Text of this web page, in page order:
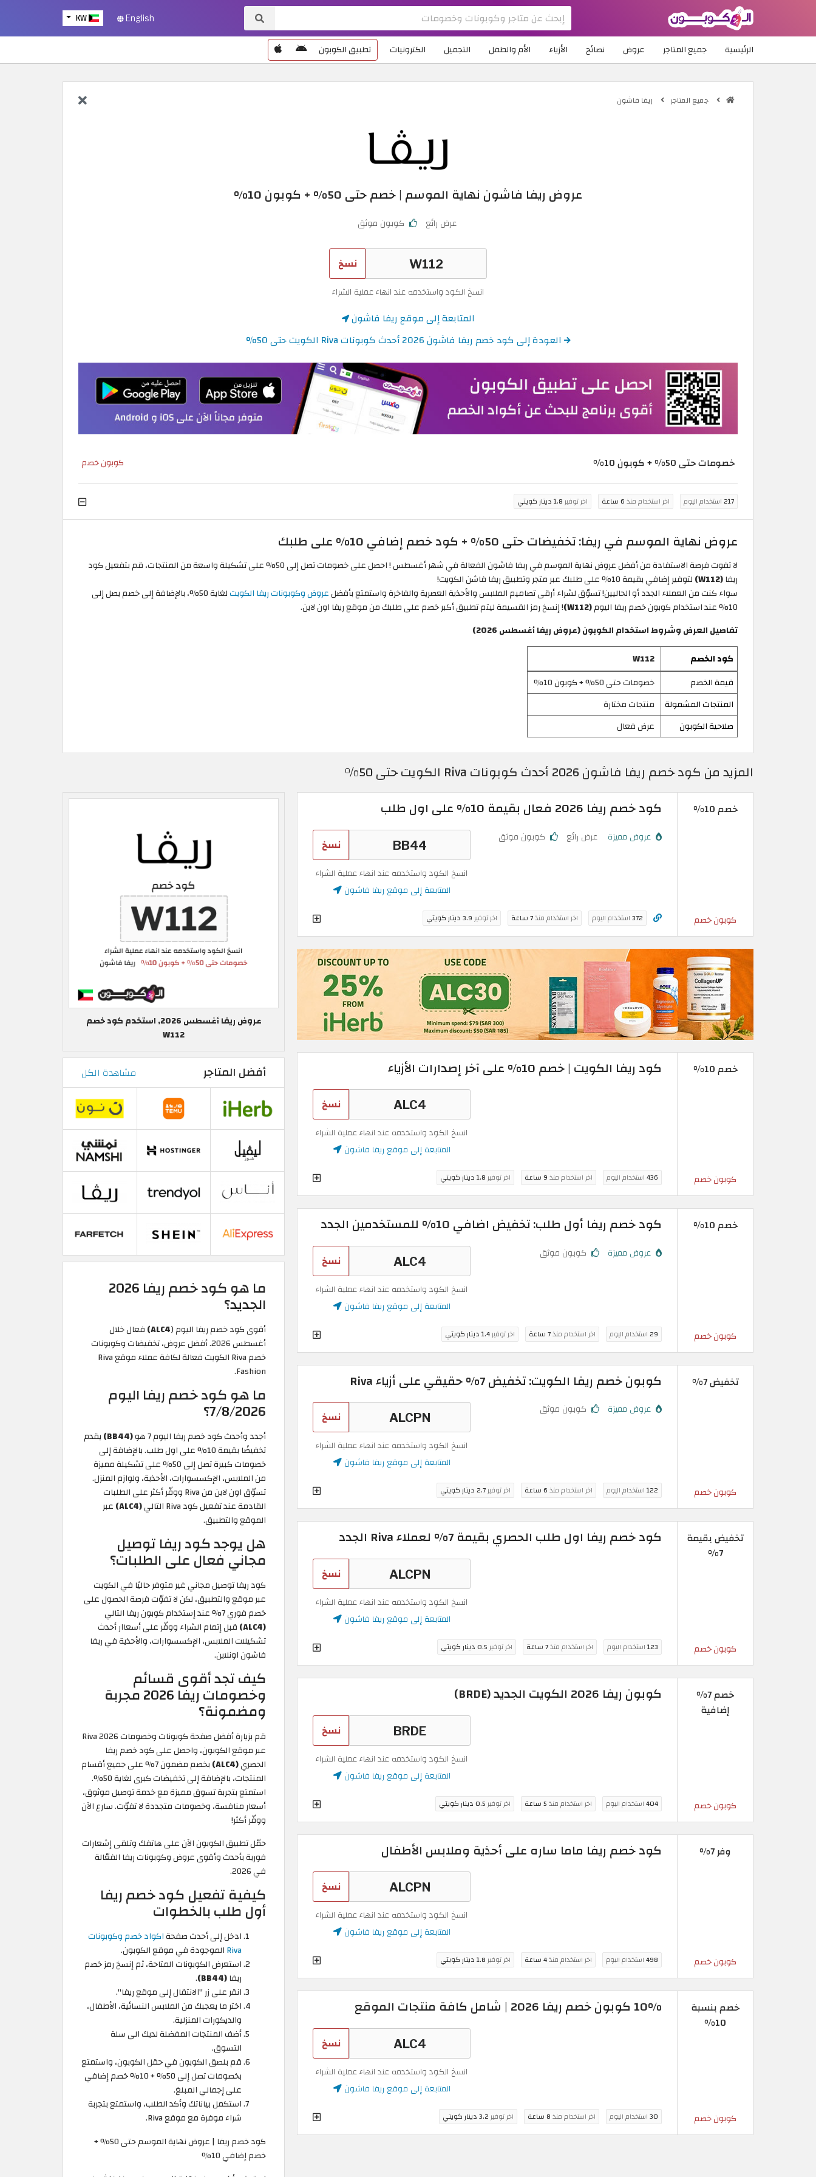
KW English
الرئيسية جميع المتاجر عروض نصائح الأزياء الأم والطفل التجميل الكترونيات تطبيق الكوبون
جميع المتاجر ريفا فاشون
عروض ريفا فاشون نهاية الموسم | خصم حتى 50% + كوبون 10%
عرض رائع كوبون موثق
نسخ
انسخ الكود واستخدمه عند انهاء عملية الشراء
المتابعة إلى موقع ريفا فاشون
العودة إلى كود خصم ريفا فاشون 2026 أحدث كوبونات Riva الكويت حتى 50%
خصومات حتى 50% + كوبون 10% كوبون خصم
217استخدام اليوم اخر استخدام منذ6 ساعة اخر توفير1.8 دينار كويتي
عروض نهاية الموسم في ريفا: تخفيضات حتى 50% + كود خصم إضافي 10% على طلبك
لا تفوت فرصة الاستفادة من أفضل عروض نهاية الموسم في ريفا فاشون الفعالة في شهر أغسطس ! احصل على خصومات تصل إلى 50% على تشكيلة واسعة من المنتجات، قم بتفعيل كود
ريفا(W112)
لتوفير إضافي بقيمة 10% على طلبك عبر متجر وتطبيق ريفا فاشن الكويت!
سواء كنت من العملاء الجدد أو الحاليين! تسوّق لشراء أرقى تصاميم الملابس والأحذية العصرية والفاخرة واستمتع بأفضلعروض وكوبونات ريفا الكويت
لغاية 50%، بالإضافة إلى خصم يصل إلى
10% عند استخدام كوبون خصم ريفا اليوم
(W112)
! إنسخ رمز القسيمة ليتم تطبيق أكبر خصم على طلبك من موقع ريفا اون لاين.
تفاصيل العرض وشروط استخدام الكوبون (عروض ريفا أغسطس 2026)
كود الخصم
W112
قيمة الخصم
خصومات حتى 50% + كوبون 10%
المنتجات المشمولة
منتجات مختارة
صلاحية الكوبون
عرض فعال
المزيد من كود خصم ريفا فاشون 2026 أحدث كوبونات Riva الكويت حتى 50%
خصم 10%
كوبون خصم
كود خصم ريفا 2026 فعال بقيمة 10% على اول طلب
عروض مميزة عرض رائع كوبون موثق نسخ
انسخ الكود واستخدمه عند انهاء عملية الشراء
المتابعة إلى موقع ريفا فاشون
372استخدام اليوم اخر استخدام منذ7 ساعة اخر توفير3.9 دينار كويتي
خصم 10%
كوبون خصم
كود ريفا الكويت | خصم 10% على آخر إصدارات الأزياء
نسخ
انسخ الكود واستخدمه عند انهاء عملية الشراء
المتابعة إلى موقع ريفا فاشون
436استخدام اليوم اخر استخدام منذ9 ساعة اخر توفير1.8 دينار كويتي
خصم 10%
كوبون خصم
كود خصم ريفا أول طلب: تخفيض اضافي 10% للمستخدمين الجدد
عروض مميزة كوبون موثق نسخ
انسخ الكود واستخدمه عند انهاء عملية الشراء
المتابعة إلى موقع ريفا فاشون
29استخدام اليوم اخر استخدام منذ7 ساعة اخر توفير1.4 دينار كويتي
تخفيض 7%
كوبون خصم
كوبون خصم ريفا الكويت: تخفيض 7% حقيقي على أزياء Riva
عروض مميزة كوبون موثق نسخ
انسخ الكود واستخدمه عند انهاء عملية الشراء
المتابعة إلى موقع ريفا فاشون
122استخدام اليوم اخر استخدام منذ6 ساعة اخر توفير2.7 دينار كويتي
تخفيض بقيمة
7%
كوبون خصم
كود خصم ريفا اول طلب الحصري بقيمة 7% لعملاء Riva الجدد
نسخ
انسخ الكود واستخدمه عند انهاء عملية الشراء
المتابعة إلى موقع ريفا فاشون
123استخدام اليوم اخر استخدام منذ7 ساعة اخر توفير0.5 دينار كويتي
خصم 7%
إضافية
كوبون خصم
كوبون ريفا 2026 الكويت الجديد (BRDE)
نسخ
انسخ الكود واستخدمه عند انهاء عملية الشراء
المتابعة إلى موقع ريفا فاشون
404استخدام اليوم اخر استخدام منذ5 ساعة اخر توفير0.5 دينار كويتي
وفر 7%
كوبون خصم
كود خصم ريفا ماما ساره على أحذية وملابس الأطفال
نسخ
انسخ الكود واستخدمه عند انهاء عملية الشراء
المتابعة إلى موقع ريفا فاشون
498استخدام اليوم اخر استخدام منذ4 ساعة اخر توفير1.8 دينار كويتي
خصم بنسبة
10%
كوبون خصم
10% كوبون خصم ريفا 2026 | شامل كافة منتجات الموقع
نسخ
انسخ الكود واستخدمه عند انهاء عملية الشراء
المتابعة إلى موقع ريفا فاشون
30استخدام اليوم اخر استخدام منذ8 ساعة اخر توفير3.2 دينار كويتي
عروض ريفا أغسطس 2026, استخدم كود خصم
W112
أفضل المتاجر مشاهدة الكل
ما هو كود خصم ريفا 2026
الجديد؟
أقوى كود خصم ريفا اليوم (ALC4) فعال خلال
أغسطس 2026. أفضل عروض، تخفيضات وكوبونات
خصم Riva الكويت فعالة لكافة عملاء موقع Riva
Fashion.
ما هو كود خصم ريفا اليوم
7/8/2026؟
أجدد وأحدث كود خصم ريفا اليوم 7 هو (BB44)
يقدم
تخفيضًا بقيمة 10% على اول طلب. بالإضافة إلى
خصومات كبيرة تصل إلى 50% على تشكيلة مميزة
من الملابس، الإكسسوارات، الأحذية، ولوازم المنزل.
تسوّق اون لاين من Riva ووفّر أكثر على الطلبات
القادمة عند تفعيل كود Riva التالي
(ALC4)
عبر
الموقع والتطبيق.
هل يوجد كود ريفا توصيل
مجاني فعال على الطلبات؟
كود ريفا توصيل مجاني غير متوفر حاليًا في الكويت
عبر موقع والتطبيق، لكن لا تفوّت فرصة الحصول على
خصم فوري 7% عند إستخدام كوبون ريفا التالي
(ALC4)
قبل إتمام الشراء ووفّر على أسعاار أحدث
تشكيلات الملابس، الإكسسوارات، والأحذية في ريفا
فاشون اونلاين.
كيف تجد أقوى قسائم
وخصومات ريفا 2026 مجربة
ومضمونة؟
قم بزيارة أفضل صفحة كوبونات وخصومات Riva 2026
عبر موقع الكوبون، واحصل على كود خصم ريفا
الحصري(ALC4)
بخصم مضمون 7% على جميع أقسام
المنتجات، بالإضافة إلى تخفيضات كبرى لغاية 50%.
استمتع بتجربة تسوق مميزة مع خدمة توصيل موثوق،
أسعار منافسة، وخصومات متجددة لا تفوّت. سارع الآن
ووفّر أكثر!
حمّل تطبيق الكوبون الآن على هاتفك وتلقى إشعارات
فورية بأحدث وأقوى عروض وكوبونات ريفا الفعّالة
في 2026.
كيفية تفعيل كود خصم ريفا
أول طلب بالخطوات
ادخل إلى أحدث صفحةاكواد خصم وكوبونات
Riva الموجودة في موقع الكوبون.
استعرض الكوبونات المتاحة، ثم إنسخ رمز خصم
ريفا(BB44)
.
انقر على زر "الانتقال إلى موقع ريفا".
اختر ما يعجبك من الملابس النسائية، الأطفال،
والديكورات المنزلية.
أضف المنتجات المفضلة لديك الى سلة
التسوق.
قم بلصق الكوبون في حقل الكوبون، واستمتع
بخصومات تصل إلى 50% + 10% خصم إضافي
على إجمالي المبلغ.
استكمل بياناتك وأكد الطلب، واستمتع بتجربة
شراء موفرة مع موقع Riva.
كود خصم ريفا | عروض نهاية الموسم حتى 50% +
خصم إضافي 10%